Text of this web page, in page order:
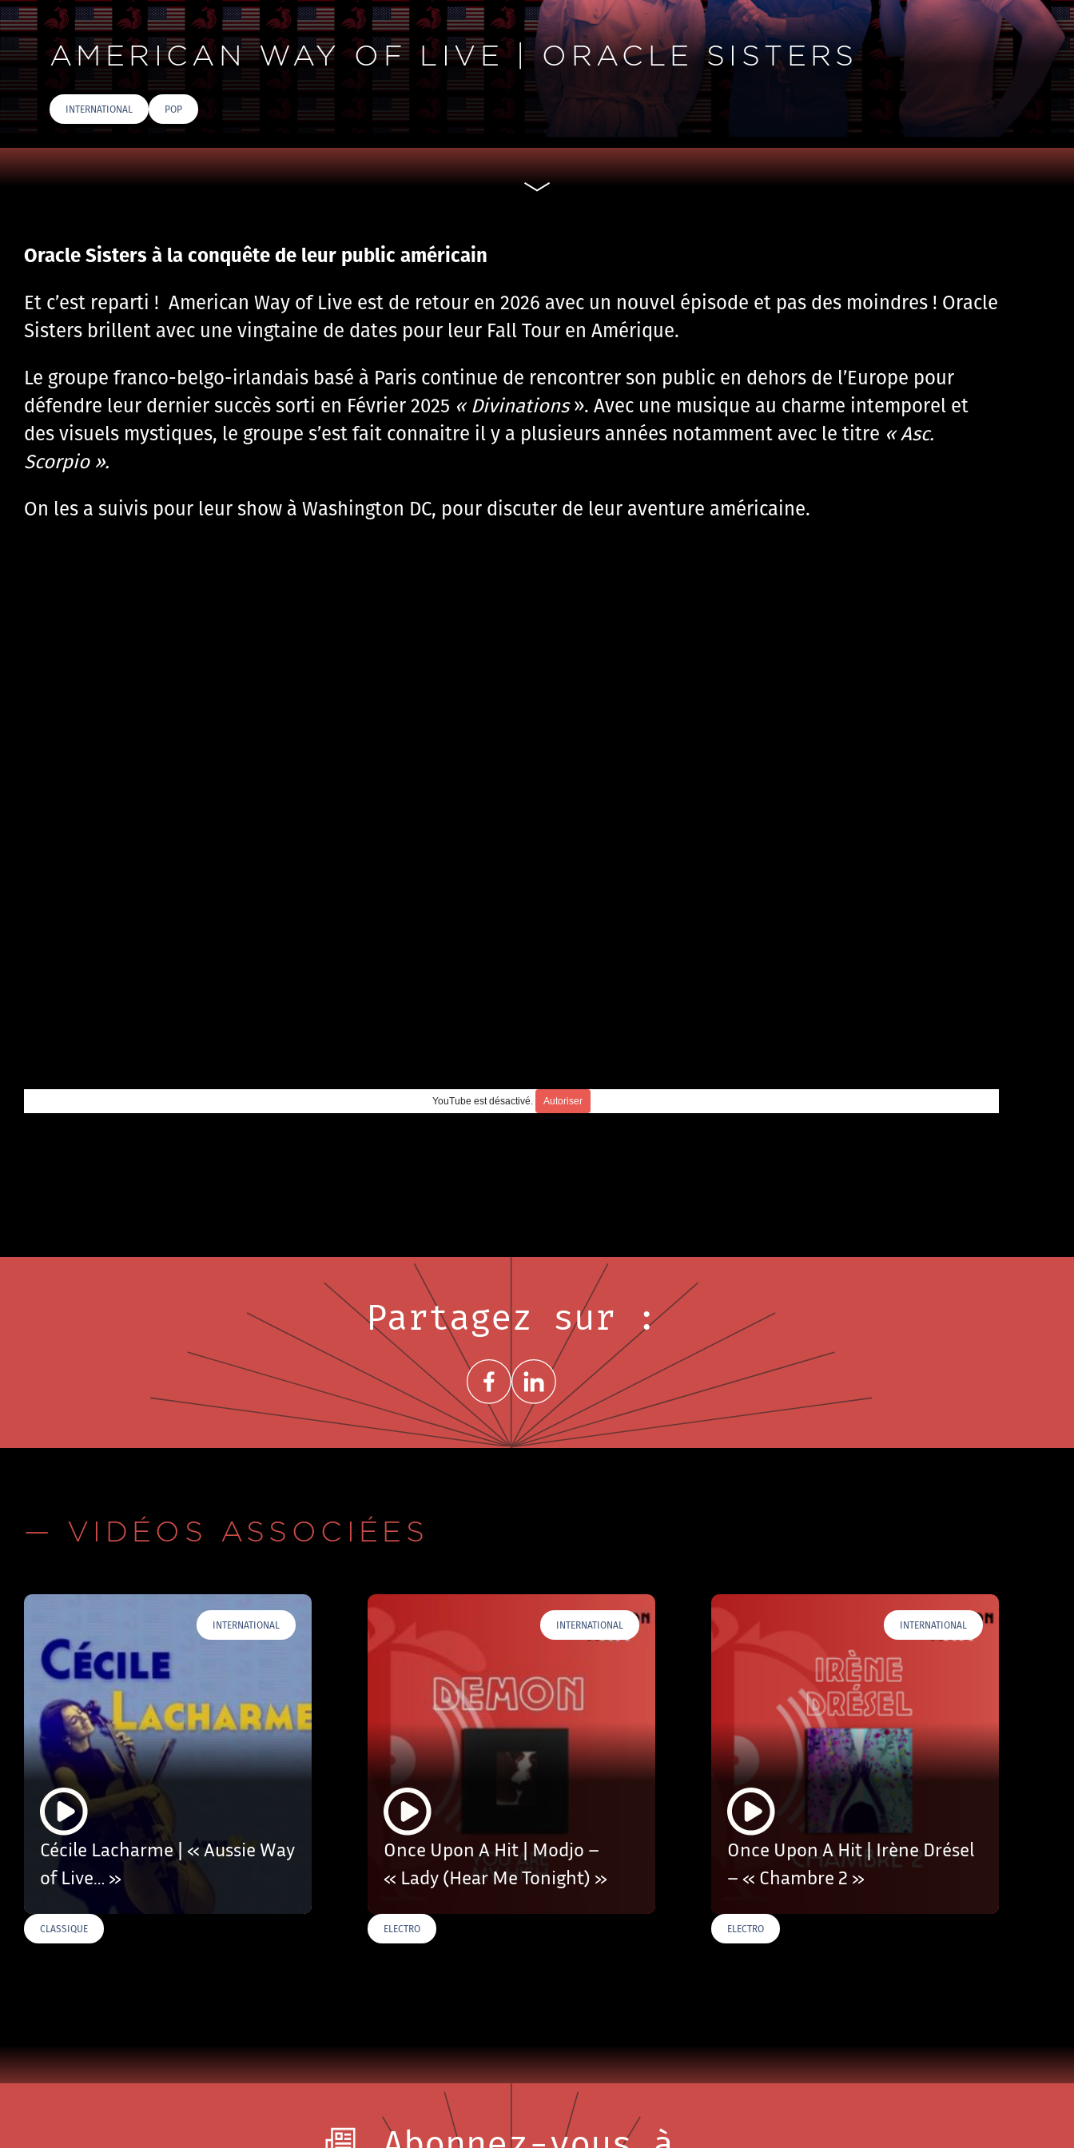
AMERICAN WAY OF LIVE | ORACLE SISTERS
INTERNATIONAL POP
Oracle Sisters à la conquête de leur public américain
Et c’est reparti ! American Way of Live est de retour en 2026 avec un nouvel épisode et pas des moindres ! Oracle
Sisters brillent avec une vingtaine de dates pour leur Fall Tour en Amérique.
Le groupe franco-belgo-irlandais basé à Paris continue de rencontrer son public en dehors de l’Europe pour
défendre leur dernier succès sorti en Février 2025 « Divinations». Avec une musique au charme intemporel et
des visuels mystiques, le groupe s’est fait connaitre il y a plusieurs années notamment avec le titre « Asc.
Scorpio ».
On les a suivis pour leur show à Washington DC, pour discuter de leur aventure américaine.
YouTube est désactivé. Autoriser
Partagez sur :
Share on FacebookNouvelle fenêtre
Share on LinkedInNouvelle fenêtre
— VIDÉOS ASSOCIÉES
INTERNATIONAL
Cécile Lacharme | « Aussie Way
of Live… »
CLASSIQUE
INTERNATIONAL
Once Upon A Hit | Modjo –
« Lady (Hear Me Tonight) »
ELECTRO
INTERNATIONAL
Once Upon A Hit | Irène Drésel
– « Chambre 2 »
ELECTRO